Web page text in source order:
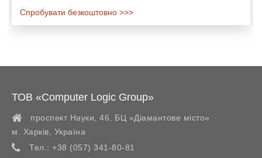
Спробувати безкоштовно >>>
ТОВ «Computer Logic Group»
проспект Науки, 46, БЦ «Діамантове місто»
м. Харків
Україна
Тел.: +38 (057) 341-80-81